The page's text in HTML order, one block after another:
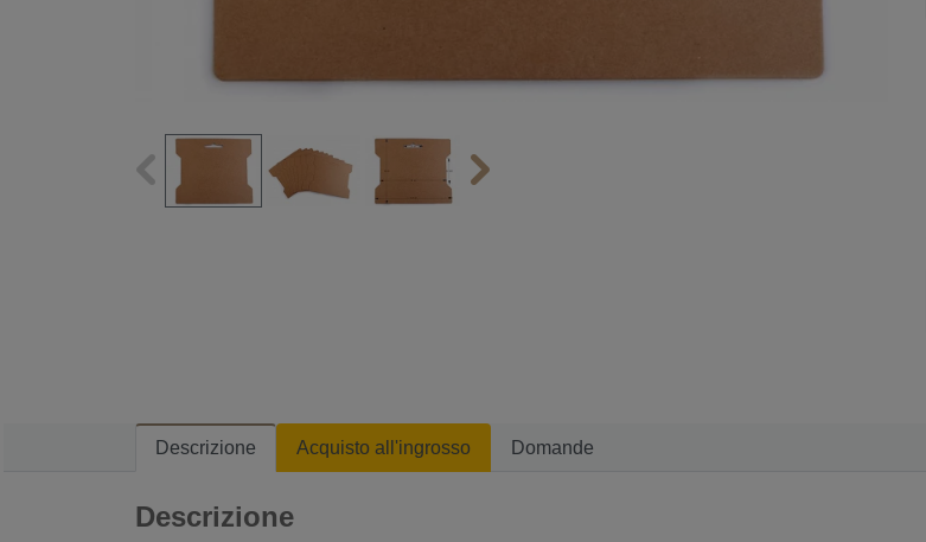
Descrizione Acquisto all'ingrosso Domande
Descrizione